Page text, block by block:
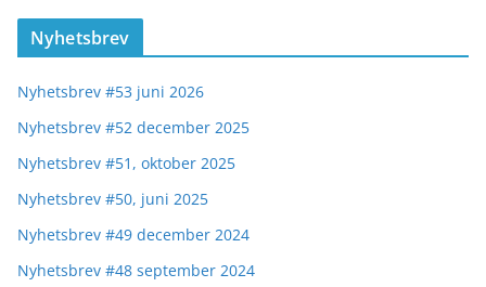
Nyhetsbrev
Nyhetsbrev #53 juni 2026
Nyhetsbrev #52 december 2025
Nyhetsbrev #51, oktober 2025
Nyhetsbrev #50, juni 2025
Nyhetsbrev #49 december 2024
Nyhetsbrev #48 september 2024